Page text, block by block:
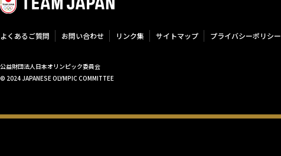
よくあるご質問 お問い合わせ リンク集 サイトマップ プライバシーポリシー
公益財団法人日本オリンピック委員会
© 2024 JAPANESE OLYMPIC COMMITTEE